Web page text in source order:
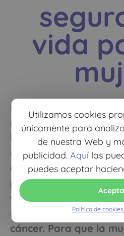
Utilizamos cookies
únicamente para
de nuestra Web y
publicidad. Aquílas
puedes aceptar
Política de cookies
vida
De un día para otro
cambiar. Somos
los que más
ocurriría si nosotras
cuidarlos o no
proporcionarles
vida específico puede
necesario ante una
cáncer. Para que la